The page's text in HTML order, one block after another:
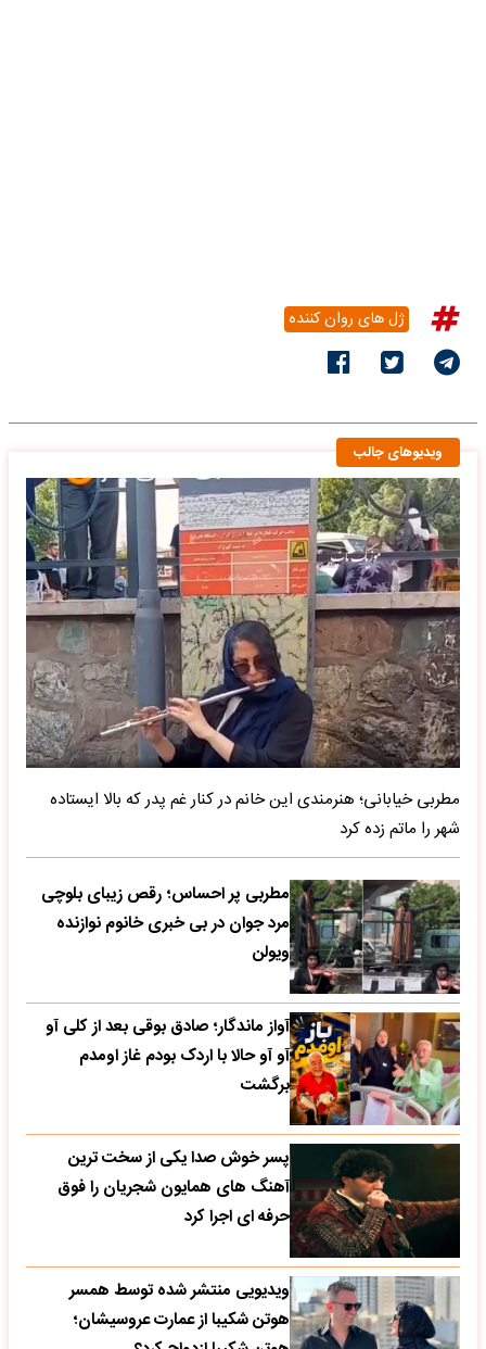
ژل های روان کننده
ویدیوهای جالب
مطربی خیابانی؛ هنرمندی این خانم در کنار غم پدر که بالا ایستاده
شهر را ماتم زده کرد
مطربی پر احساس؛ رقص زیبای بلوچی
مرد جوان در بی خبری خانوم نوازنده
ویولن
آواز ماندگار؛ صادق بوقی بعد از کلی آو
آو آو حالا با اردک بودم غاز اومدم
برگشت
پسر خوش صدا یکی از سخت ترین
آهنگ های همایون شجریان را فوق
حرفه ای اجرا کرد
ویدیویی منتشر شده توسط همسر
هوتن شکیبا از عمارت عروسیشان؛